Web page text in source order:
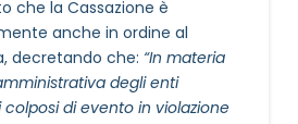
che la Cassazione è
anche in ordine al
decretando che: “In materia
degli enti
di evento in violazione